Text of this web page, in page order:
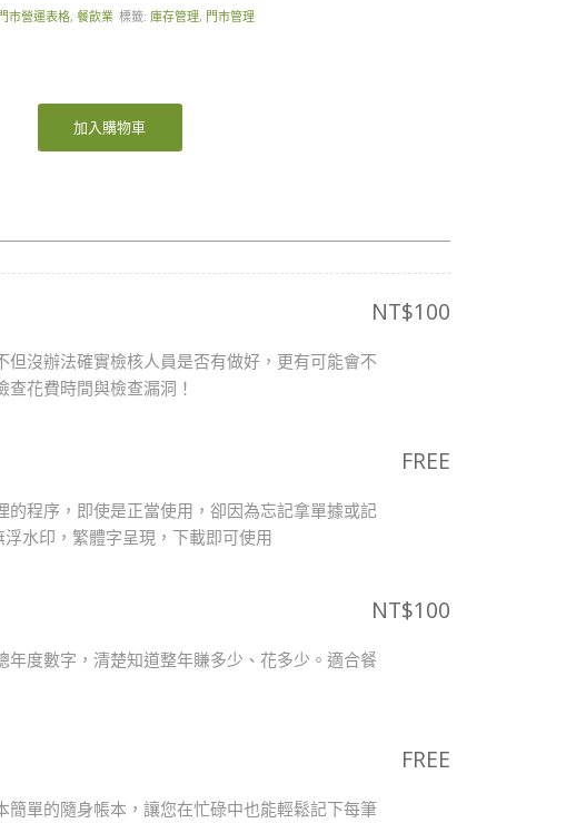
市營運表格, 餐飲業 標籤: 庫存管理, 門市管理
加入購物車
NT$100
沒辦法確實檢核人員是否有做好，更有可能會不
花費時間與檢查漏洞！
FREE
程序，即使是正當使用，卻因為忘記拿單據或記
水印，繁體字呈現，下載即可使用
NT$100
度數字，清楚知道整年賺多少、花多少。適合餐
FREE
單的隨身帳本，讓您在忙碌中也能輕鬆記下每筆